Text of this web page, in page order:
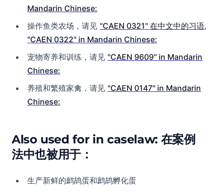
Mandarin Chinese:
操作鱼类农场，请见 "CAEN 0321" 在中文中的习语,
"CAEN 0322" in Mandarin Chinese:
宠物寄养和训练，请见 "CAEN 9609" in Mandarin
Chinese:
养殖和繁殖家禽，请见 "CAEN 0147" in Mandarin
Chinese:
Also used for in caselaw: 在案例
法中也被用于：
生产新鲜的鹧鸪蛋和鹧鸪孵化蛋